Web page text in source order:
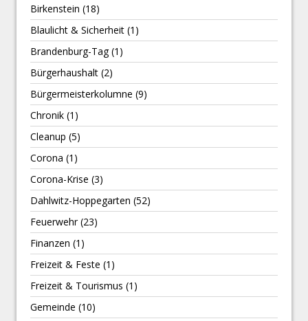
Birkenstein (18)
Blaulicht & Sicherheit (1)
Brandenburg-Tag(1)
Bürgerhaushalt (2)
Bürgermeisterkolumne (9)
Chronik (1)
Cleanup (5)
Corona (1)
Corona-Krise (3)
Dahlwitz-Hoppegarten (52)
Feuerwehr(23)
Finanzen (1)
Freizeit & Feste (1)
Freizeit & Tourismus (1)
Gemeinde (10)